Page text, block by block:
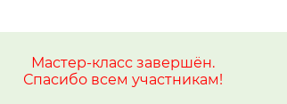
Мастер-класс завершён.
Спасибо всем участникам!